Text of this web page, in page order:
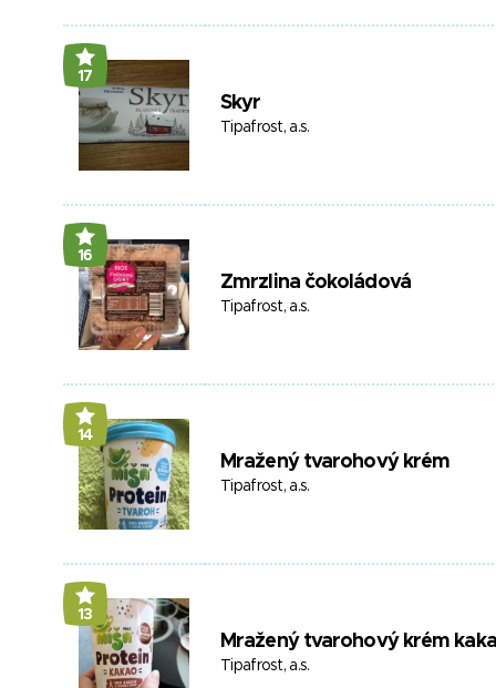
17
Skyr
Tipafrost, a.s.
16
Zmrzlina čokoládová
Tipafrost, a.s.
14
Mražený tvarohový krém
Tipafrost, a.s.
13
Mražený tvarohový krém
Tipafrost, a.s.